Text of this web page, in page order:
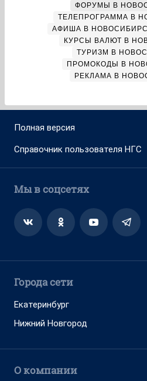
ФОРУМЫ В
ТЕЛЕПРОГРАММА В
АФИША В
КУРСЫ ВАЛЮТ В
ТУРИЗМ В
ПРОМОКОДЫ В
РЕКЛАМА В
Полная версия
Справочник пользователя НГС
Мы в соцсетях
Города сети
Екатеринбург
Нижний Новгород
О компании